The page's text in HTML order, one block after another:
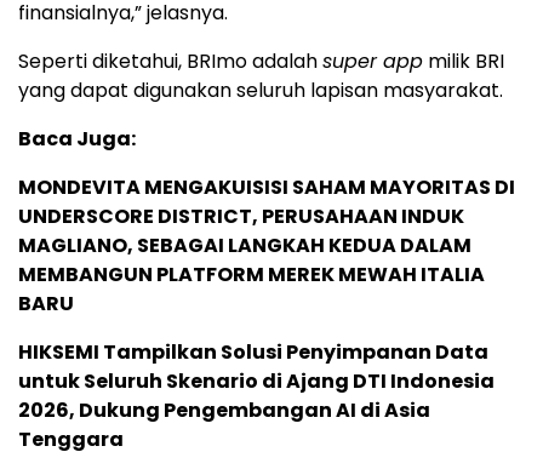
finansialnya,” jelasnya.
Seperti diketahui, BRImo adalahsuper app milik BRI
yang dapat digunakan seluruh lapisan masyarakat.
Baca Juga:
MONDEVITA MENGAKUISISI SAHAM MAYORITAS DI
UNDERSCORE DISTRICT, PERUSAHAAN INDUK
MAGLIANO, SEBAGAI LANGKAH KEDUA DALAM
MEMBANGUN PLATFORM MEREK MEWAH ITALIA
BARU
HIKSEMI Tampilkan Solusi Penyimpanan Data
untuk Seluruh Skenario di Ajang DTI Indonesia
2026, Dukung Pengembangan AI di Asia
Tenggara